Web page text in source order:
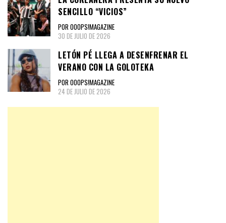
SENCILLO “VICIOS”
POR OOOPS!MAGAZINE
30 DE JULIO DE 2026
LETÓN PÉ LLEGA A DESENFRENAR EL
VERANO CON LA GOLOTEKA
POR OOOPS!MAGAZINE
24 DE JULIO DE 2026